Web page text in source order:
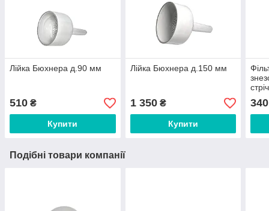
Лійка Бюхнера д.90 мм
510 ₴
Купити
Лійка Бюхнера д.150 мм
1 350₴
Купити
шт.)
340
Подібні товари компанії